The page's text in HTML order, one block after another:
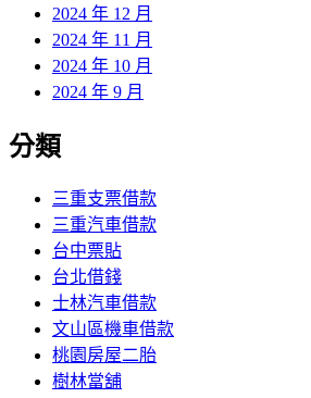
2024 年 12 月
2024 年 11 月
2024 年 10 月
2024 年 9 月
分類
三重支票借款
三重汽車借款
台中票貼
台北借錢
士林汽車借款
文山區機車借款
桃園房屋二胎
樹林當舖